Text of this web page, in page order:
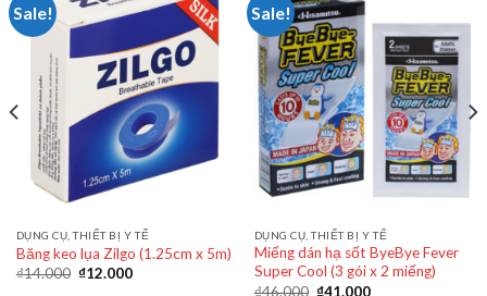
Sale!
DỤNG CỤ, THIẾT BỊ Y TẾ
Băng keo lụa Zilgo (1.25cm x 5m)
₫14.000 ₫12.000
Sale!
DỤNG CỤ, THIẾT BỊ Y TẾ
Miếng dán hạ sốt ByeBye Fever
Super Cool (3 gói x 2 miếng)
₫46.000 ₫41.000